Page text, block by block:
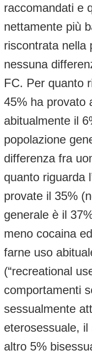
raccomandati e
nettamente più
riscontrata nella
nessuna
FC. Per quanto
45% ha provato
abitualmente il
popolazione
differenza fra
quanto riguarda
provate il 35%
generale è il
meno cocaina
farne uso
(“recreational
comportamenti
sessualmente
eterosessuale,
altro 5%